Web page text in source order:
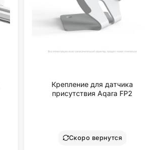
Крепление для датчика
присутствия Aqara FP2
Скоро вернутся